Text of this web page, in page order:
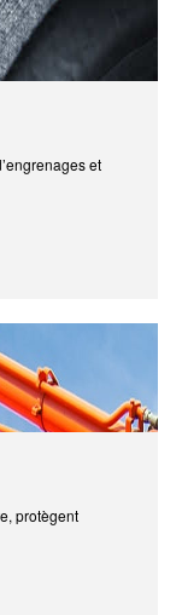
et
protègent